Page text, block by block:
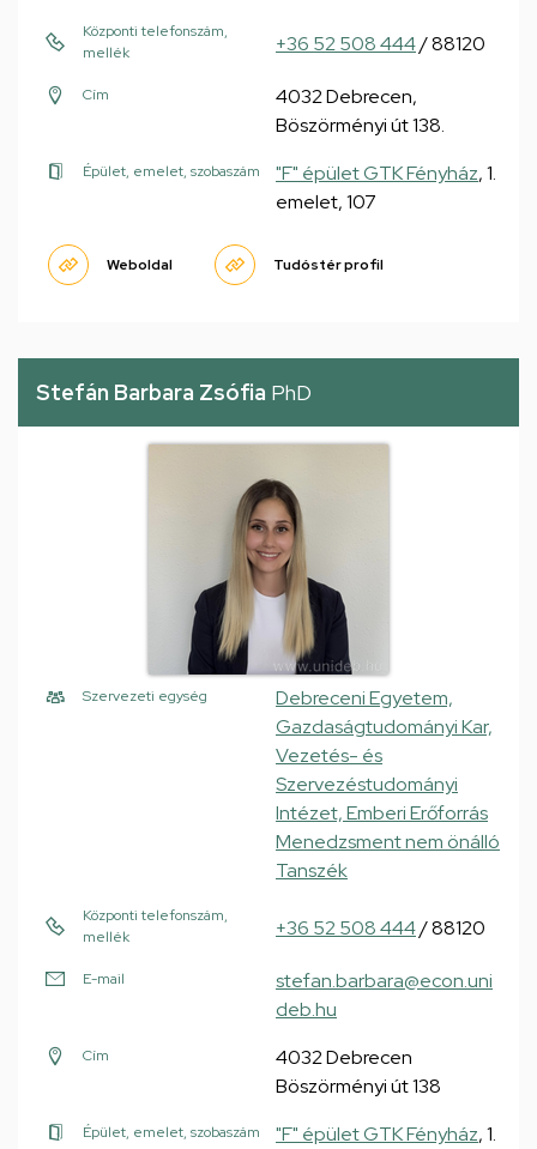
Központi telefonszám,
mellék
+36 52 508 444/ 88120
Cím
4032 Debrecen,
Böszörményi út 138.
Épület, emelet, szobaszám "F" épület GTK Fényház, 1.
emelet, 107
Weboldal Tudóstér profil
Stefán Barbara Zsófia PhD
Szervezeti egység
Debreceni Egyetem,
Gazdaságtudományi Kar,
Vezetés- és
Szervezéstudományi
Intézet, Emberi Erőforrás
Menedzsment nem önálló
Tanszék
Központi telefonszám,
mellék
+36 52 508 444/ 88120
E-mail
stefan.barbara@econ.uni
deb.hu
Cím
4032 Debrecen
Böszörményi út 138
Épület, emelet, szobaszám "F" épület GTK Fényház, 1.